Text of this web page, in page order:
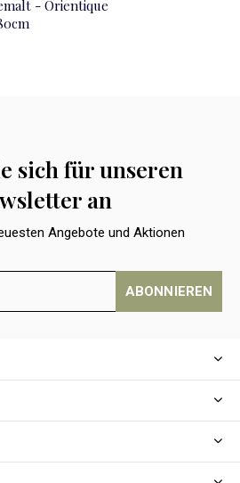
- Orientique
sich für unseren
an
Angebote und Aktionen
ABONNIEREN